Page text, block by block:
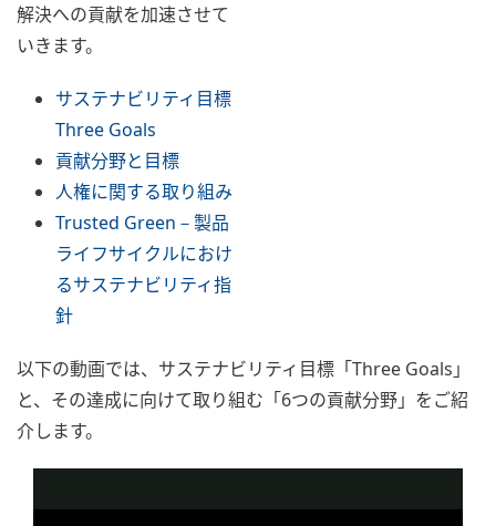
解決への貢献を加速させて
いきます。
サステナビリティ目標
Three Goals
貢献分野と目標
人権に関する取り組み
Trusted Green－製品
ライフサイクルにおけ
るサステナビリティ指
針
以下の動画では、サステナビリティ目標「Three Goals」
と、その達成に向けて取り組む「6つの貢献分野」をご紹
介します。